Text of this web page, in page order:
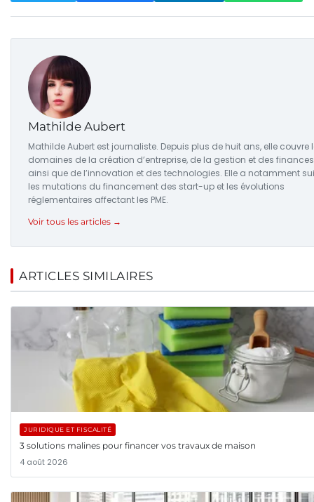
Mathilde Aubert
Mathilde Aubert est journaliste. Depuis plus de huit ans, elle couvre
domaines de la création d’entreprise, de la gestion et des
ainsi que de l’innovation et des technologies. Elle a notamment
les mutations du financement des start-up et les évolutions
réglementaires affectant les PME.
Voir tous les articles →
ARTICLES SIMILAIRES
JURIDIQUE ET FISCALITÉ
3 solutions malines pour financer vos travaux de maison
4 août 2026